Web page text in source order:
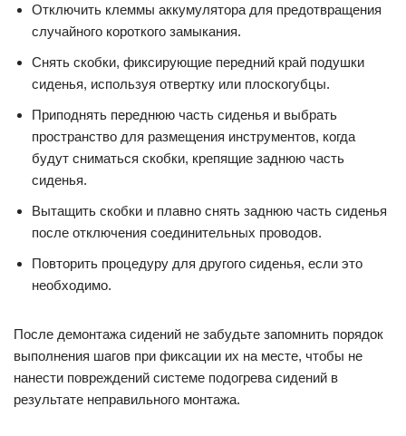
Отключить клеммы аккумулятора для предотвращения
случайного короткого замыкания.
Снять скобки, фиксирующие передний край подушки
сиденья, используя отвертку или плоскогубцы.
Приподнять переднюю часть сиденья и выбрать
пространство для размещения инструментов, когда
будут сниматься скобки, крепящие заднюю часть
сиденья.
Вытащить скобки и плавно снять заднюю часть сиденья
после отключения соединительных проводов.
Повторить процедуру для другого сиденья, если это
необходимо.
После демонтажа сидений не забудьте запомнить порядок
выполнения шагов при фиксации их на месте, чтобы не
нанести повреждений системе подогрева сидений в
результате неправильного монтажа.